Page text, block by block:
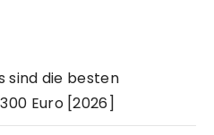
sind die besten
Euro [2026]